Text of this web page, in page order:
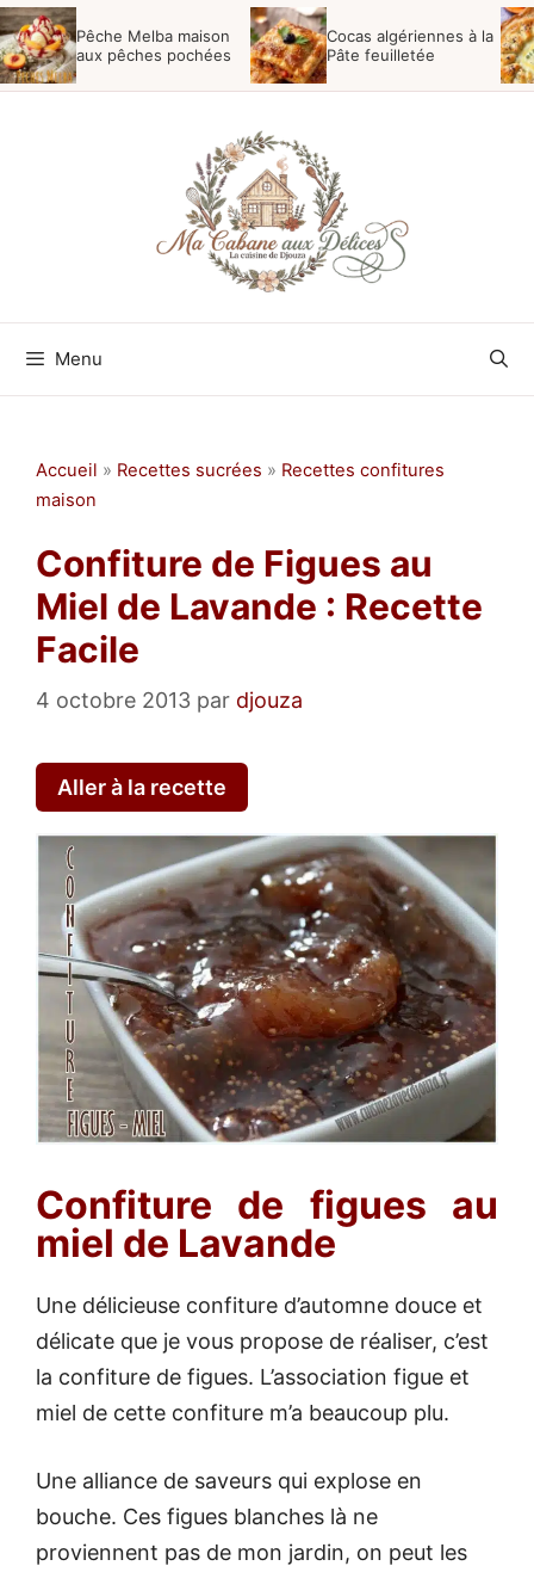
Aller
au
contenu
Pêche Melba maison
aux pêches pochées
Cocas algériennes à la
Pâte feuilletée
Menu
Accueil » Recettes sucrées » Recettes confitures
maison
Confiture de Figues au
Miel de Lavande : Recette
Facile
4 octobre 2013 par djouza
Aller à la recette
Confiture de figues au
miel de Lavande
Une délicieuse confiture d’automne douce et
délicate que je vous propose de réaliser, c’est
la confiture de figues. L’association figue et
miel de cette confiture m’a beaucoup plu.
Une alliance de saveurs qui explose en
bouche. Ces figues blanches là ne
proviennent pas de mon jardin, on peut les